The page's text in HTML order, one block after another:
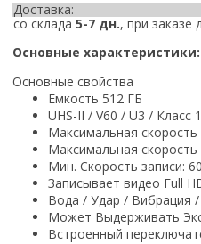
Доставка:
со склада 5-7 дн., при заказе
Основные характеристики:
Основные свойства
Емкость 512 ГБ
UHS-II / V60 / U3 / Класс
Максимальная
Максимальная
Мин. Скорость записи:
Записывает видео Full
Вода / Удар / Вибрация
Может Выдерживать
Встроенный